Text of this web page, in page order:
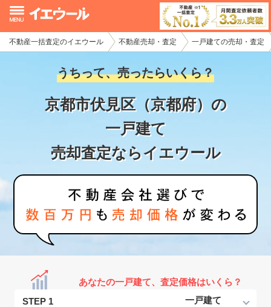
不動産一括査定のイエウール 不動産売却・査定 一戸建ての売却・査定
うちって、売ったらいくら？
京都市伏見区（京都府）の
一戸建て
売却査定ならイエウール
あなたの一戸建て、査定価格はいくら？
STEP 1
イエウール加盟希望の不動産会社様
初めての方へ
不動産売却の流れ